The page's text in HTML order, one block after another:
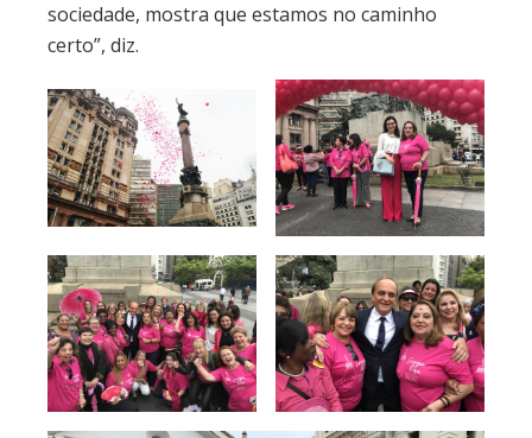
sociedade, mostra que estamos no caminho
certo”, diz.